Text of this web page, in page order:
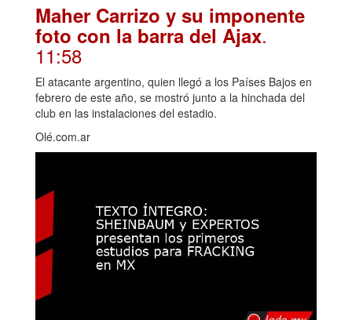
Maher Carrizo y su imponente
foto con la barra del Ajax.
11:58
El atacante argentino, quien llegó a los Países Bajos en
febrero de este año, se mostró junto a la hinchada del
club en las instalaciones del estadio.
Olé.com.ar